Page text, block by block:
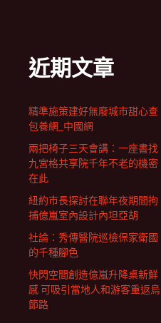
近期文章
精準施策建好無廢城市甜心查
包養網_中國網
兩把椅子三天會講：一座書找
九宮格共享院千年不老的機密
在此
紐約市長探討在聯年夜期間拘
捕億嵐室內設計內坦亞胡
社論：秀傳醫院巡檢保家衛國
的千種腳色
快閃空間創造億嵐升降桌新鮮
感 可吸引當地人和游客重返烏
節路